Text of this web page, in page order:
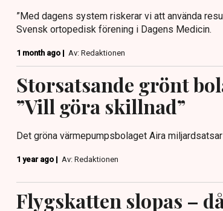
”Med dagens system riskerar vi att använda
Svensk ortopedisk förening i Dagens Medicin.
1 month ago | Av: Redaktionen
Storsatsande grönt
”Vill göra skillnad”
Det gröna värmepumpsbolaget Aira
1 year ago | Av: Redaktionen
Flygskatten slopas –